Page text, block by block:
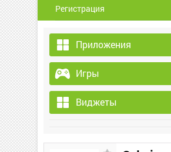
Регистрация
Приложения
Игры
Виджеты